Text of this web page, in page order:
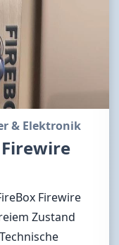
& Elektronik
Firewire
Zustand